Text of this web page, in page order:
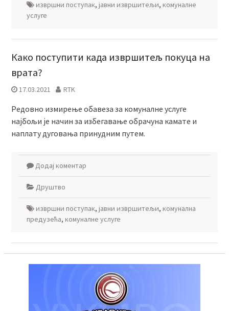
извршни поступак, јавни извршитељи, комуналне
услуге
Како поступити када извршитељ покуца на
врата?
17.03.2021 RTK
Редовно измирење обавеза за комуналне услуге
најбољи је начин за избегавање обрачуна камате и
наплату дуговања принудним путем.
Додај коментар
Друштво
извршни поступак, јавни извршитељи, комунална
предузећа, комуналне услуге